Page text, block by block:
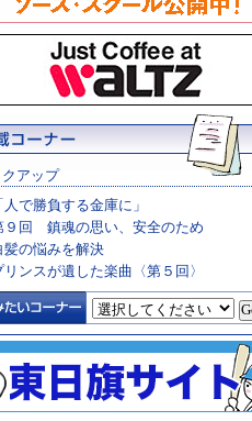
アップ
人で勝負する金庫に」
９回 鎮魂の思い、安全のため
髪の悩みを解決
リンスが遺した楽曲〈第５回〉